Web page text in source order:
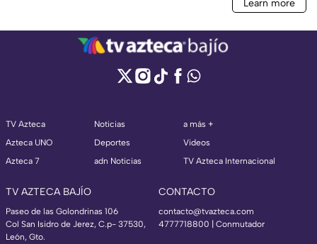
TV Azteca
Azteca UNO
Azteca 7
Noticias
Deportes
adn Noticias
a más +
Videos
TV Azteca Internacional
TV AZTECA BAJÍO
Paseo de las Golondrinas 106
Col San Isidro de Jerez, C.p- 37530,
León, Gto.
CONTACTO
contacto@tvazteca.com
4777718800 | Conmutador